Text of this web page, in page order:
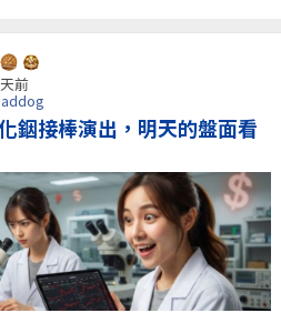
前
銦接棒演出，明天的盤面看